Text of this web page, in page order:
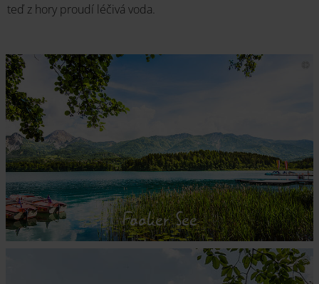
teď z hory proudí léčivá voda.
Faaker See